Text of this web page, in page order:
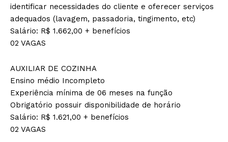
identificar necessidades do cliente e oferecer serviços
adequados (lavagem, passadoria, tingimento, etc)
Salário: R$ 1.662,00 + benefícios
02 VAGAS
AUXILIAR DE COZINHA
Ensino médio Incompleto
Experiência mínima de 06 meses na função
Obrigatório possuir disponibilidade de horário
Salário: R$ 1.621,00 + benefícios
02 VAGAS